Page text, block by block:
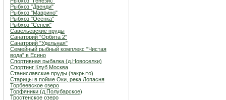
Рыбхоз "Двенди"
Рыбхоз "Маврино"
Рыбхоз "Осенка"
Рыбхоз "Сенеж"
Савельевские пруды
Санаторий "Орбита 2"
Санаторий "Удельная"
Семейный рыбный комплекс "Чистая
вода" в Есино
Спортивная рыбалка (д.Новоселки)
Спортинг Клуб Москва
Станиславские пруды (закрыто)
Старицы в пойме Оки, река Лопасня
Торбеевское озеро
Торфяники (д.Полубарское)
Тростенское озеро